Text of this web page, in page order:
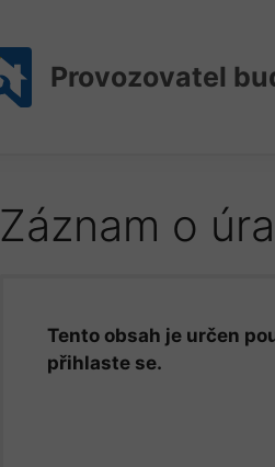
Provozovatel
Záznam o
Tento obsah je určen
přihlaste se.